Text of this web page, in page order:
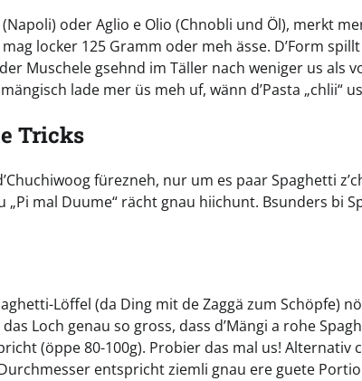
oder Aglio e Olio (Chnobli und Öl), merkt
locker 125 Gramm oder meh ässe. D’Form
Muschele gsehnd im Täller nach weniger us als
lade mer üs meh uf, wänn d’Pasta „chlii“
Tricks
fürezneh, nur um es paar Spaghetti
mal Duume“ rächt gnau hiichunt. Bsunders bi
Löffel (da Ding mit de Zaggä zum Schöpfe)
Loch genau so gross, dass d’Mängi a rohe
(öppe 80-100g). Probier das mal us! Alternativ
entspricht ziemli gnau ere guete